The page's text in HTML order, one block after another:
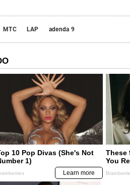
MTC LAP adenda 9